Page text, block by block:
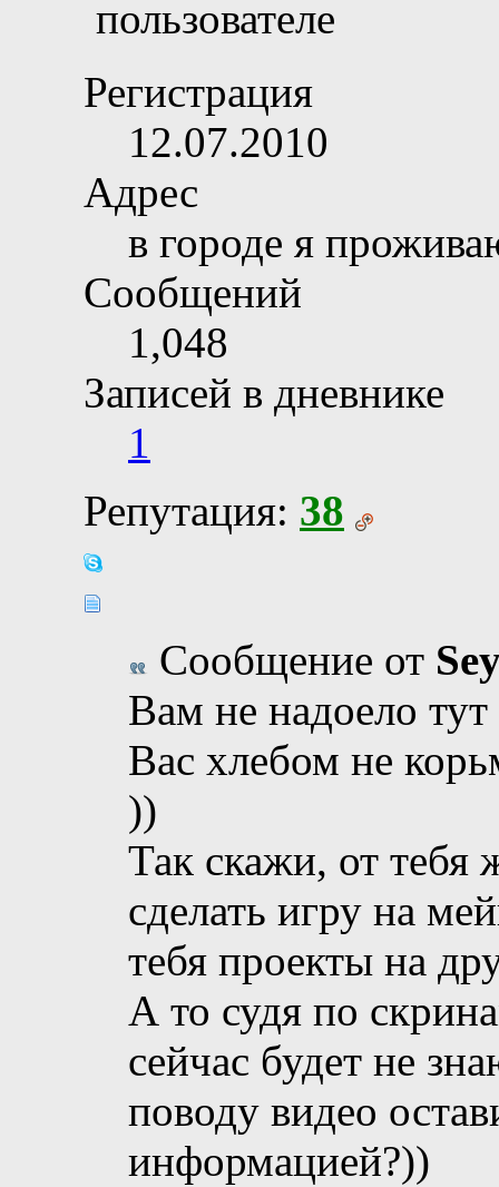
Регистрация
12.07.2010
Адрес
в городе я
Сообщений
1,048
Записей в дневнике
1
Репутация: 38
Сообщение от
Вам не надоело
Вас хлебом не
))
Так скажи, от тебя
сделать игру на
тебя проекты на
А то судя по
сейчас будет не
поводу видео
информацией?))